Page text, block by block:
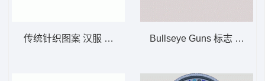
传统针织图案 汉服 条码 Bullseye Guns 标志